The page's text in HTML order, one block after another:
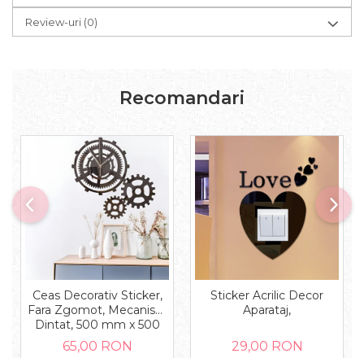
Review-uri (0)
Recomandari
Ceas Decorativ Sticker,
Fara Zgomot, Mecanism
Dintat, 500 mm x 500
mm
65,00 RON
Sticker Acrilic Decor
Aparataj,
29,00 RON